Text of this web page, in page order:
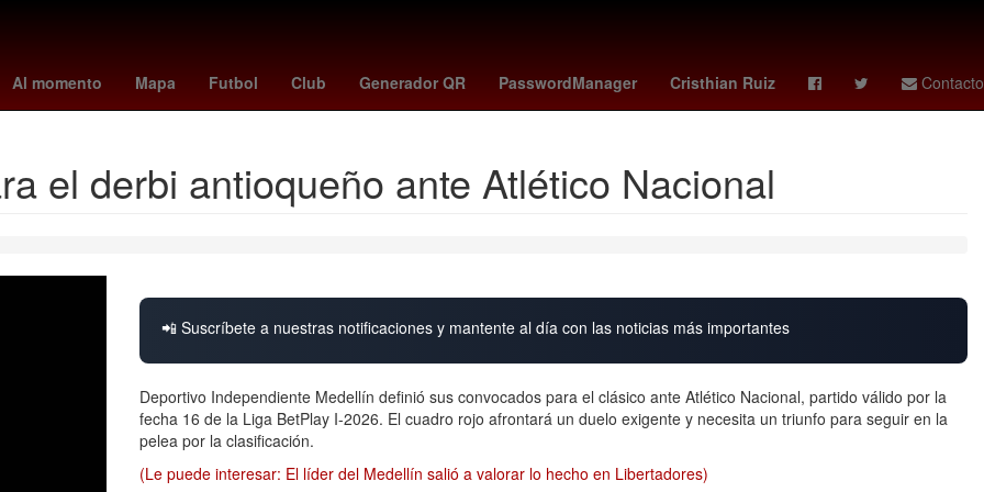
Al momento Mapa Futbol Club Generador QR PasswordManager Cristhian Ruiz Contacto
Incendio iphone 16 pro max Gobierno Rosario chrome tacos españa portugal Copa Panamericana de Voleibol Femenino
el derbi antioqueño ante Atlético Nacional
📲 Suscríbete a nuestras notificaciones y mantente al día con las noticias más importantes
Deportivo Independiente Medellín definió sus convocados para el clásico ante Atlético Nacional, partido válido por la
fecha 16 de la Liga BetPlay I-2026. El cuadro rojo afrontará un duelo exigente y necesita un triunfo para seguir en la
pelea por la clasificación.
(Le puede interesar: El líder del Medellín salió a valorar lo hecho en Libertadores)